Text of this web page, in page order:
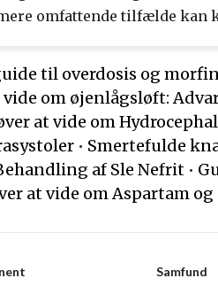
omfattende tilfælde kan
til overdosis og
om øjenlågsløft:
at vide om
• Smertefulde
af Sle Nefrit •
at vide om Aspartam
Samfund